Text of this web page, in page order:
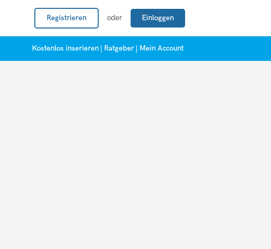
Registrieren oder Einloggen
Kostenlos inserieren Ratgeber Mein Account